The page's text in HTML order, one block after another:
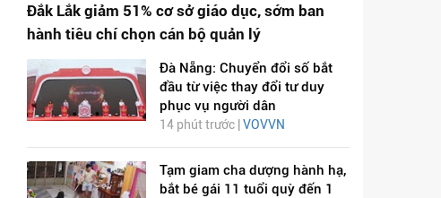
Đắk Lắk giảm 51% cơ sở giáo dục, sớm ban
hành tiêu chí chọn cán bộ quản lý
Đà Nẵng: Chuyển đổi số bắt
đầu từ việc thay đổi tư duy
phục vụ người dân
14 phút trước | VOVVN
Tạm giam cha dượng hành hạ,
bắt bé gái 11 tuổi quỳ đến 1